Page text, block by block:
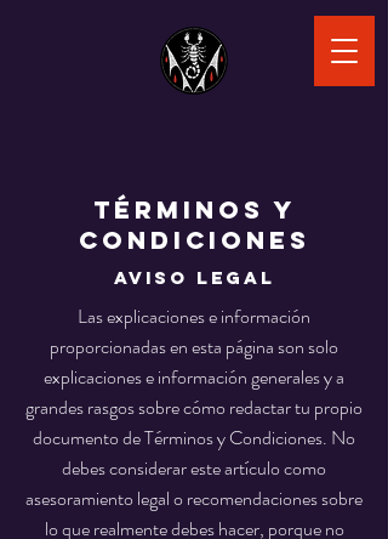
Términos y
Condiciones
Aviso legal
Las explicaciones e información
proporcionadas en esta página son solo
explicaciones e información generales y a
grandes rasgos sobre cómo redactar tu propio
documento de Términos y Condiciones. No
debes considerar este artículo como
asesoramiento legal o recomendaciones sobre
lo que realmente debes hacer, porque no